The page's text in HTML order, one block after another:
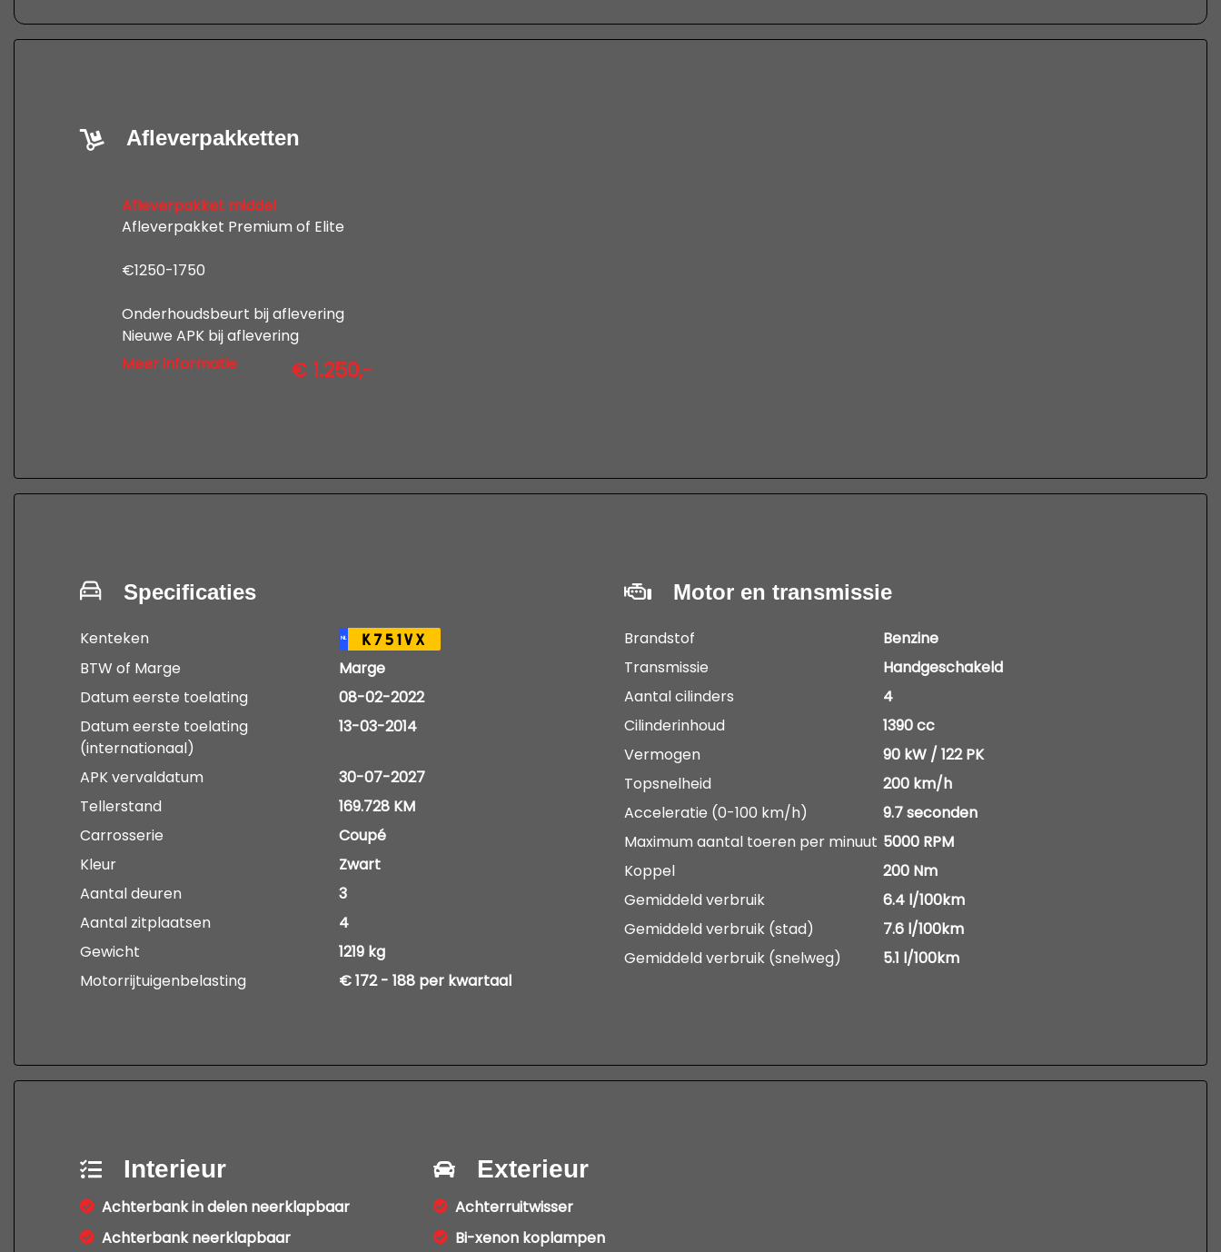
Afleverpakketten
Afleverpakket middel
Afleverpakket Premium of Elite
€1250-1750
Onderhoudsbeurt bij aflevering
Nieuwe APK bij aflevering
12 maanden uitgebreide garantie
Professionele poetsbeurt en
Meer informatie € 1.250,-
Specificaties
Kenteken NL K751VX
BTW of Marge
Marge
Datum eerste toelating
08-02-2022
Datum eerste toelating
(internationaal)
13-03-2014
APK vervaldatum
30-07-2027
Tellerstand
169.728 KM
Carrosserie
Coupé
Kleur
Zwart
Aantal deuren
3
Aantal zitplaatsen
4
Gewicht
1219 kg
Motorrijtuigenbelasting
€ 172 - 188 per kwartaal
Motor en transmissie
Brandstof
Benzine
Transmissie
Handgeschakeld
Aantal cilinders
4
Cilinderinhoud
1390 cc
Vermogen
90 kW / 122 PK
Topsnelheid
200 km/h
Acceleratie (0-100 km/h)
9.7 seconden
Maximum aantal toeren per minuut 5000 RPM
Koppel
200 Nm
Gemiddeld verbruik
6.4 l/100km
Gemiddeld verbruik (stad)
7.6 l/100km
Gemiddeld verbruik (snelweg)
5.1 l/100km
Interieur
Achterbank in delen neerklapbaar
Achterbank neerklapbaar
Exterieur
Achterruitwisser
Bi-xenon koplampen